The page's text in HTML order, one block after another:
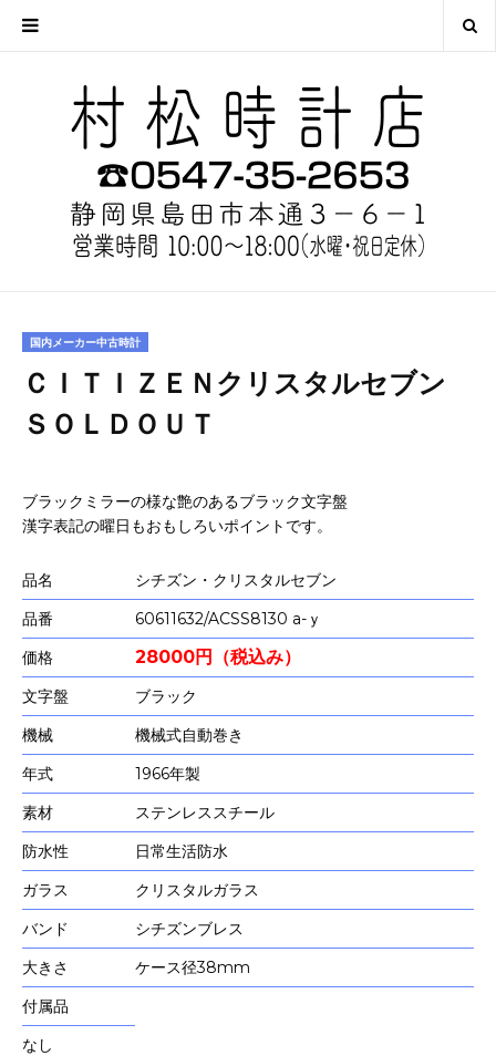
国内メーカー中古時計
ＣＩＴＩＺＥＮクリスタルセブン
ＳＯＬＤＯＵＴ
ブラックミラーの様な艶のあるブラック文字盤
漢字表記の曜日もおもしろいポイントです。
品名
シチズン・クリスタルセブン
品番
60611632/ACSS8130 a-ｙ
価格
28000円（税込み）
文字盤
ブラック
機械
機械式自動巻き
年式
1966年製
素材
ステンレススチール
防水性
日常生活防水
ガラス
クリスタルガラス
バンド
シチズンブレス
大きさ
ケース径38mm
付属品
なし